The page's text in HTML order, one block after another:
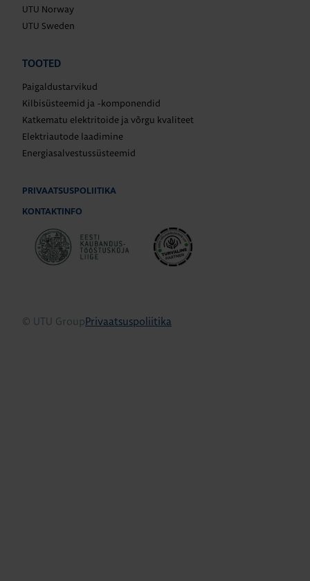
UTU Norway
UTU Sweden
TOOTED
Paigaldustarvikud
Kilbisüsteemid ja -komponendid
Katkematu elektritoide ja võrgu kvaliteet
Elektriautode laadimine
Energiasalvestussüsteemid
PRIVAATSUSPOLIITIKA
KONTAKTINFO
© UTU GroupPrivaatsuspoliitika